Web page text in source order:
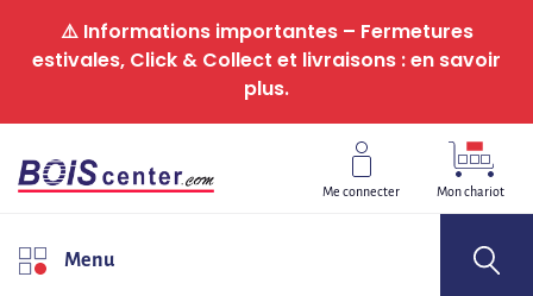
⚠️ Informations importantes – Fermetures
estivales, Click & Collect et livraisons : en savoir
plus.
Me connecter Mon chariot
Menu